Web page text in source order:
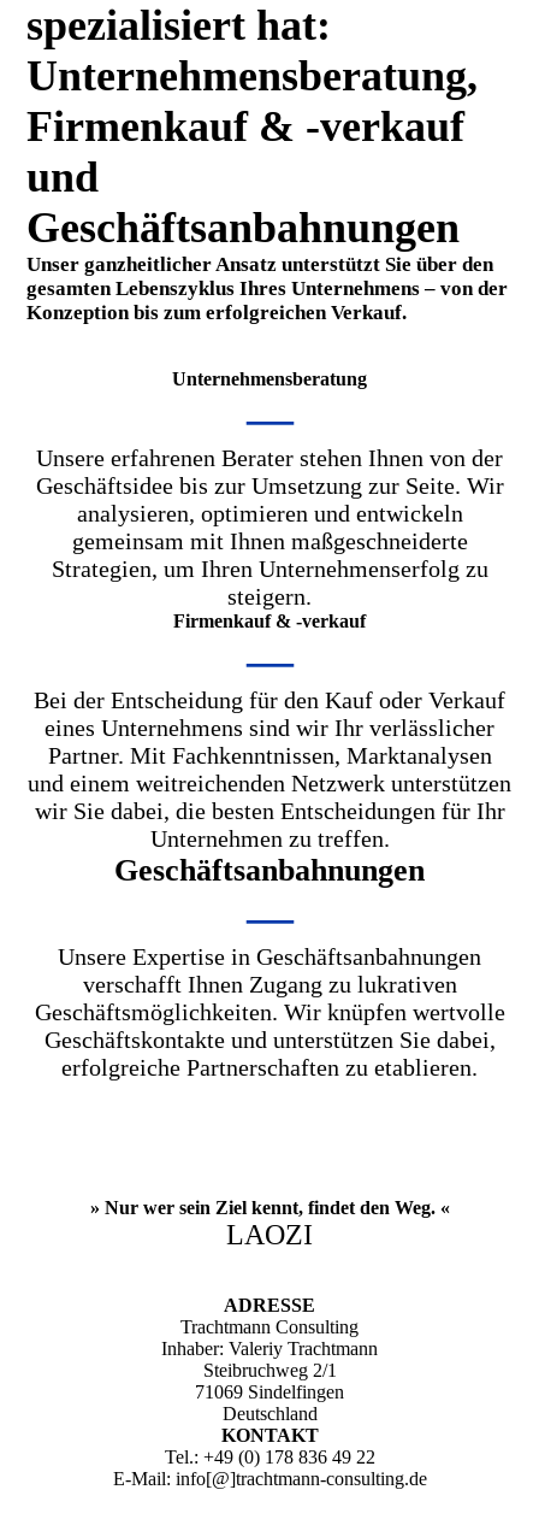
spezialisiert hat:
Unternehmensberatung,
Firmenkauf & -verkauf
und
Geschäftsanbahnungen
Unser ganzheitlicher Ansatz unterstützt Sie über den
gesamten Lebenszyklus Ihres Unternehmens – von der
Konzeption bis zum erfolgreichen Verkauf.
Unternehmensberatung
—
Unsere erfahrenen Berater stehen Ihnen von der
Geschäftsidee bis zur Umsetzung zur Seite. Wir
analysieren, optimieren und entwickeln
gemeinsam mit Ihnen maßgeschneiderte
Strategien, um Ihren Unternehmenserfolg zu
steigern.
Firmenkauf & -verkauf
—
Bei der Entscheidung für den Kauf oder Verkauf
eines Unternehmens sind wir Ihr verlässlicher
Partner. Mit Fachkenntnissen, Marktanalysen
und einem weitreichenden Netzwerk unterstützen
wir Sie dabei, die besten Entscheidungen für Ihr
Unternehmen zu treffen.
Geschäftsanbahnungen
—
Unsere Expertise in Geschäftsanbahnungen
verschafft Ihnen Zugang zu lukrativen
Geschäftsmöglichkeiten. Wir knüpfen wertvolle
Geschäftskontakte und unterstützen Sie dabei,
erfolgreiche Partnerschaften zu etablieren.
» Nur wer sein Ziel kennt, findet den Weg. «
LAOZI
ADRESSE
Trachtmann Consulting
Inhaber: Valeriy Trachtmann
Steibruchweg 2/1
71069 Sindelfingen
Deutschland
KONTAKT
Tel.: +49 (0) 178 836 49 22
E-Mail: info[@]trachtmann-consulting.de